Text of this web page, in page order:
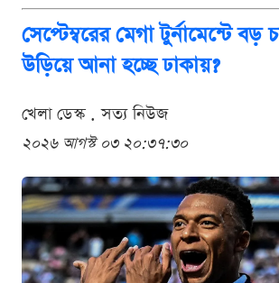
সেপ্টেম্বরের মেগা টুর্নামেন্টে
উড়িয়ে আনা হচ্ছে ঢাকায়?
খেলা ডেস্ক . সত্য নিউজ
২০২৬ আগস্ট ০৩ ২০:৩৭:৩০